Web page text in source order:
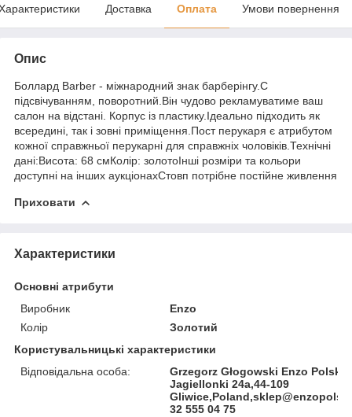
Доставка Оплата Умови повернення
Опис
Боллард Barber - міжнародний знак барберінгу.С
підсвічуванням, поворотний.Він чудово рекламуватиме ваш
салон на відстані. Корпус із пластику.Ідеально підходить як
всередині, так і зовні приміщення.Пост перукаря є атрибутом
кожної справжньої перукарні для справжніх чоловіків.Технічні
дані:Висота: 68 смКолір: золотоІнші розміри та кольори
доступні на інших аукціонахСтовп потрібне постійне живлення
Приховати
Характеристики
Основні атрибути
Виробник
Enzo
Колір
Золотий
Користувальницькі характеристики
Відповідальна особа:
Grzegorz Głogowski Enzo
Jagiellonki 24a,44-109
32 555 04 75